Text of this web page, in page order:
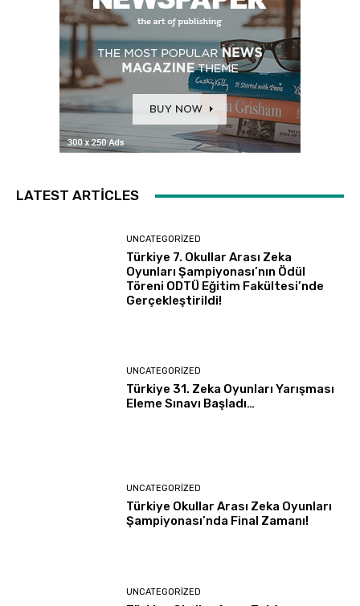
LATEST ARTICLES
UNCATEGORIZED
Türkiye 7. Okullar Arası Zeka
Oyunları Şampiyonası’nın Ödül
Töreni ODTÜ Eğitim Fakültesi’nde
Gerçekleştirildi!
UNCATEGORIZED
Türkiye 31. Zeka Oyunları Yarışması
Eleme Sınavı Başladı…
UNCATEGORIZED
Türkiye Okullar Arası Zeka Oyunları
Şampiyonası’nda Final Zamanı!
UNCATEGORIZED